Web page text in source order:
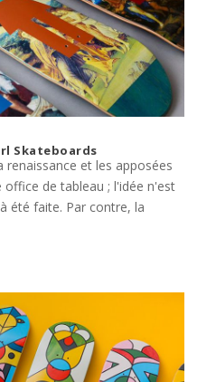
Skateboards
renaissance et les apposées
de tableau ; l'idée n'est
été faite. Par contre, la